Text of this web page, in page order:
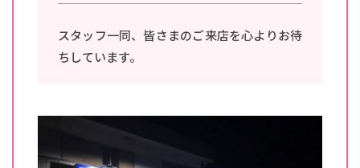
スタッフ一同、皆さまのご来店を心よりお待
ちしています。